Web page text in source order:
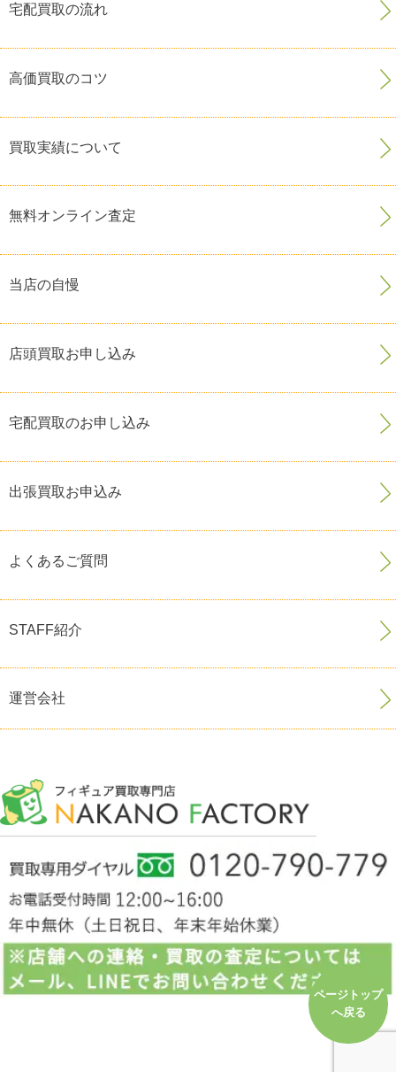
ページトップ
へ戻る
宅配買取の流れ
高価買取のコツ
買取実績について
無料オンライン査定
当店の自慢
店頭買取お申し込み
宅配買取のお申し込み
出張買取お申込み
よくあるご質問
STAFF紹介
運営会社